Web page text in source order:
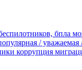
бпла
/
коррупция